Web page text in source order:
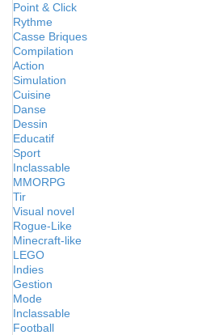
Point & Click
Rythme
Casse Briques
Compilation
Action
Simulation
Cuisine
Danse
Dessin
Educatif
Sport
Inclassable
MMORPG
Tir
Visual novel
Rogue-Like
Minecraft-like
LEGO
Indies
Gestion
Mode
Inclassable
Football